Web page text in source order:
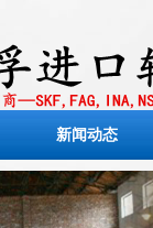
新闻动态